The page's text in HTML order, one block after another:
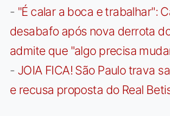
- "É calar a boca e trabalhar":
desabafo após nova derrota
admite que "algo precisa
- JOIA FICA! São Paulo trava
e recusa proposta do Real